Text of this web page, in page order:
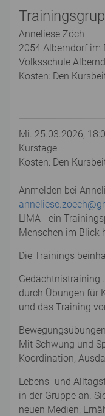
Anneliese Zöch
2054 Alberndorf im
Volksschule
Kosten: Den
Mi. 25.03.2026,
Kurstage
Kosten: Den
Anmelden bei
LIMA - ein
Menschen im Blick
Die Trainings
Gedächtnistraining
durch Übungen für
und das Training
Mit Schwung und
Koordination,
Lebens- und
in der Gruppe an.
neuen Medien,